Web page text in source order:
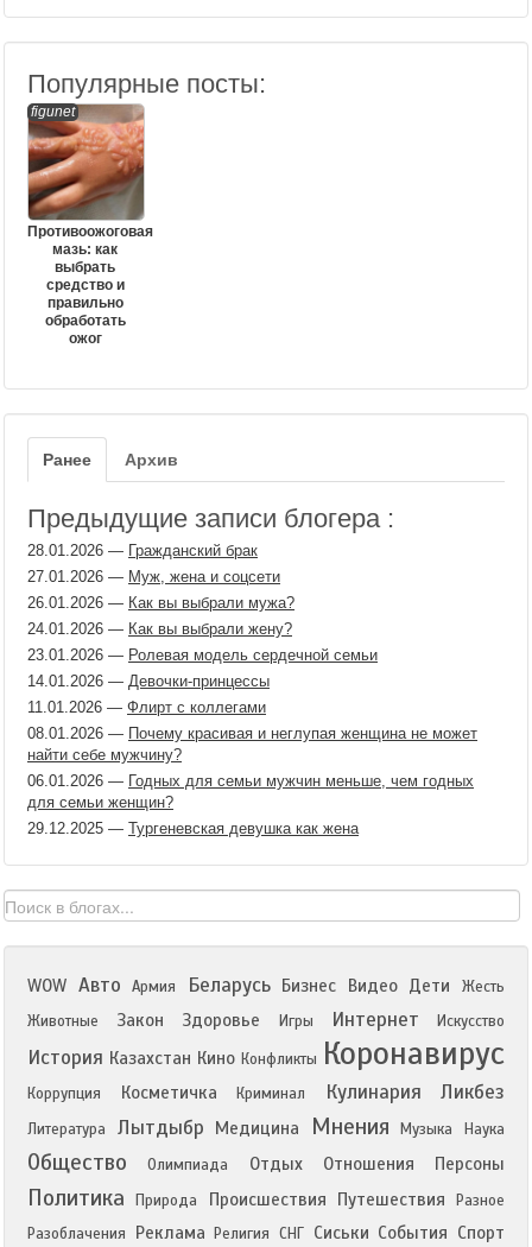
Популярные посты:
figunet
Противоожоговая
мазь: как
выбрать
средство и
правильно
обработать
ожог
Ранее Архив
Предыдущие записи блогера :
28.01.2026 — Гражданский брак
27.01.2026 — Муж, жена и соцсети
26.01.2026 — Как вы выбрали мужа?
24.01.2026 — Как вы выбрали жену?
23.01.2026 — Ролевая модель сердечной семьи
14.01.2026 — Девочки-принцессы
11.01.2026 — Флирт с коллегами
08.01.2026 — Почему красивая и неглупая женщина не может
найти себе мужчину?
06.01.2026 — Годных для семьи мужчин меньше, чем годных
для семьи женщин?
29.12.2025 — Тургеневская девушка как жена
WOW Авто Армия Беларусь Бизнес Видео Дети
Жесть
Животные
Закон Здоровье Игры Интернет Искусство
История Казахстан Кино Конфликты Коронавирус
Коррупция Косметичка Криминал Кулинария Ликбез
Литература Лытдыбр Медицина Мнения Музыка Наука
Общество Олимпиада Отдых Отношения Персоны
Политика Природа Происшествия Путешествия
Разное
Разоблачения
Реклама Религия СНГ Сиськи События Спорт